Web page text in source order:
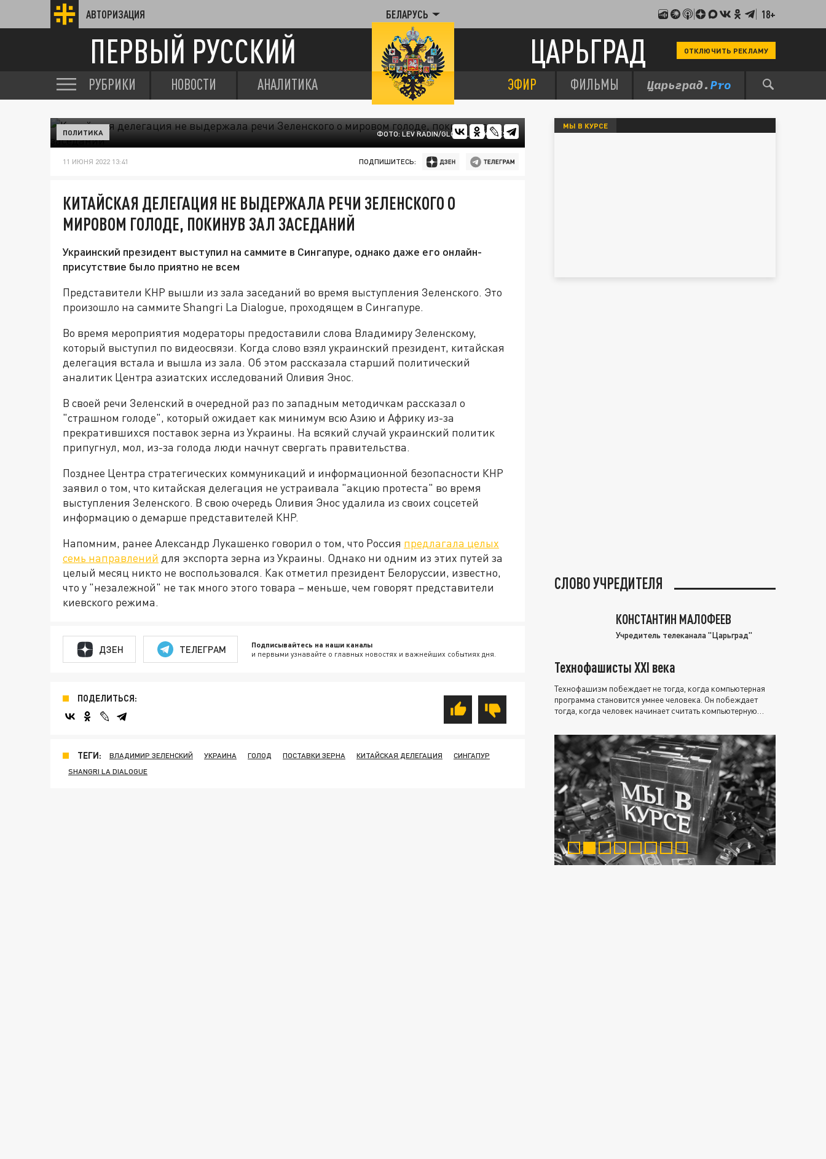
АВТОРИЗАЦИЯ БЕЛАРУСЬ 18+
ПЕРВЫЙ РУССКИЙ ЦАРЬГРАД ОТКЛЮЧИТЬ РЕКЛАМУ
РУБРИКИ НОВОСТИ АНАЛИТИКА ЭФИР ФИЛЬМЫ
ФОТО: LEV RADIN/GLOBALLOOKPRESS
ПОЛИТИКА
11 ИЮНЯ 2022 13:41 ПОДПИШИТЕСЬ:
КИТАЙСКАЯ ДЕЛЕГАЦИЯ НЕ ВЫДЕРЖАЛА РЕЧИ ЗЕЛЕНСКОГО О
МИРОВОМ ГОЛОДЕ, ПОКИНУВ ЗАЛ ЗАСЕДАНИЙ
Украинский президент выступил на саммите в Сингапуре, однако даже его онлайн-
присутствие было приятно не всем
Представители КНР вышли из зала заседаний во время выступления Зеленского. Это
произошло на саммите Shangri La Dialogue, проходящем в Сингапуре.
Во время мероприятия модераторы предоставили слова Владимиру Зеленскому,
который выступил по видеосвязи. Когда слово взял украинский президент, китайская
делегация встала и вышла из зала. Об этом рассказала старший политический
аналитик Центра азиатских исследований Оливия Энос.
В своей речи Зеленский в очередной раз по западным методичкам рассказал о
"страшном голоде", который ожидает как минимум всю Азию и Африку из-за
прекратившихся поставок зерна из Украины. На всякий случай украинский политик
припугнул, мол, из-за голода люди начнут свергать правительства.
Позднее Центра стратегических коммуникаций и информационной безопасности КНР
заявил о том, что китайская делегация не устраивала "акцию протеста" во время
выступления Зеленского. В свою очередь Оливия Энос удалила из своих соцсетей
информацию о демарше представителей КНР.
Напомним, ранее Александр Лукашенко говорил о том, что Россия предлагала целых
семь направлений для экспорта зерна из Украины. Однако ни одним из этих путей за
целый месяц никто не воспользовался. Как отметил президент Белоруссии, известно,
что у "незалежной" не так много этого товара – меньше, чем говорят представители
киевского режима.
ДЗЕН ТЕЛЕГРАМ Подписывайтесь на наши каналы
и первыми узнавайте о главных новостях и важнейших событиях дня.
ПОДЕЛИТЬСЯ:
ТЕГИ: ВЛАДИМИР ЗЕЛЕНСКИЙ УКРАИНА ГОЛОД ПОСТАВКИ ЗЕРНА КИТАЙСКАЯ ДЕЛЕГАЦИЯ
СИНГАПУР
SHANGRI LA DIALOGUE
МЫ В КУРСЕ
СЛОВО УЧРЕДИТЕЛЯ
КОНСТАНТИН МАЛОФЕЕВ
Учредитель телеканала "Царьград"
Технофашисты XXI века
Технофашизм побеждает не тогда, когда компьютерная
программа становится умнее человека. Он побеждает
тогда, когда человек начинает считать компьютерную